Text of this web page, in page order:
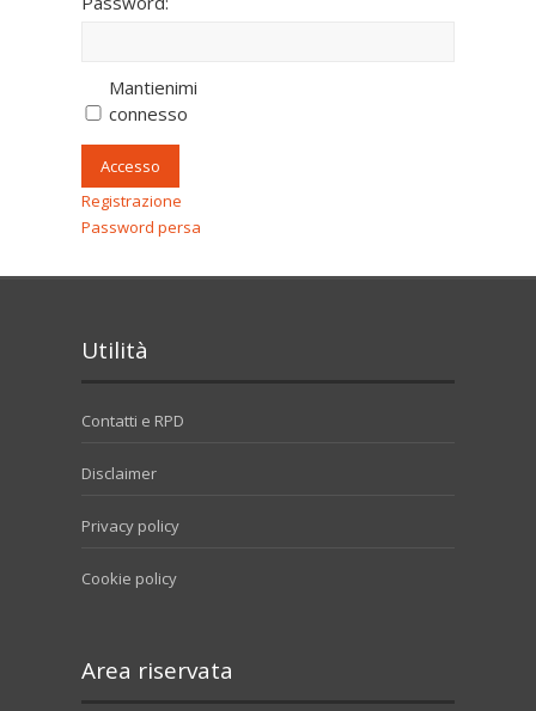
Mantienimi
connesso
Accesso
Registrazione
Password persa
Utilità
Contatti e RPD
Disclaimer
Privacy policy
Cookie policy
Area riservata